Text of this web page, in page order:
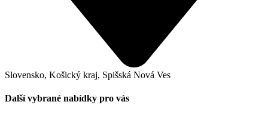
Slovensko, Košický kraj, Spišská Nová Ves
Další vybrané nabídky pro vás